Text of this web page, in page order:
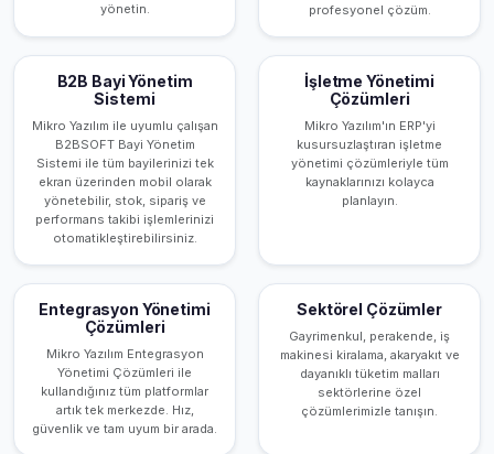
yönetin.
profesyonel çözüm.
B2B Bayi Yönetim
Sistemi
Mikro Yazılım ile uyumlu çalışan
B2BSOFT Bayi Yönetim
Sistemi ile tüm bayilerinizi tek
ekran üzerinden mobil olarak
yönetebilir, stok, sipariş ve
performans takibi işlemlerinizi
otomatikleştirebilirsiniz.
İşletme Yönetimi
Çözümleri
Mikro Yazılım'ın ERP'yi
kusursuzlaştıran işletme
yönetimi çözümleriyle tüm
kaynaklarınızı kolayca
planlayın.
Entegrasyon Yönetimi
Çözümleri
Mikro Yazılım Entegrasyon
Yönetimi Çözümleri ile
kullandığınız tüm platformlar
artık tek merkezde. Hız,
güvenlik ve tam uyum bir arada.
Sektörel Çözümler
Gayrimenkul, perakende, iş
makinesi kiralama, akaryakıt ve
dayanıklı tüketim malları
sektörlerine özel
çözümlerimizle tanışın.